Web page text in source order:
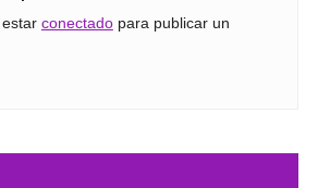
conectadopara publicar un